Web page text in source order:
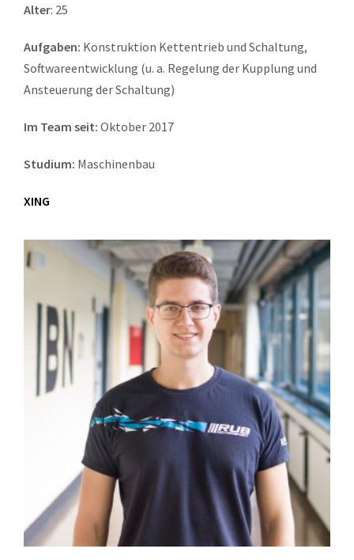
Alter: 25
Aufgaben: Konstruktion Kettentrieb und Schaltung,
Softwareentwicklung (u. a. Regelung der Kupplung und
Ansteuerung der Schaltung)
Im Team seit: Oktober 2017
Studium: Maschinenbau
XING